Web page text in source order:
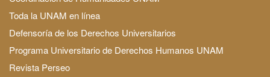
Toda la UNAM en línea
Defensoría de los Derechos Universitarios
Programa Universitario de Derechos Humanos UNAM
Revista Perseo